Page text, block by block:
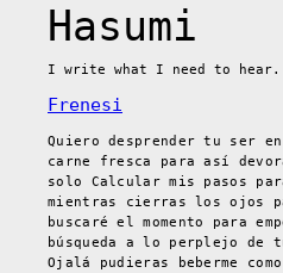
Hasumi
I write what I need to hear.
Frenesi
Quiero desprender tu ser en
carne fresca para así
solo Calcular mis pasos
mientras cierras los ojos
buscaré el momento para
búsqueda a lo perplejo de
Ojalá pudieras beberme